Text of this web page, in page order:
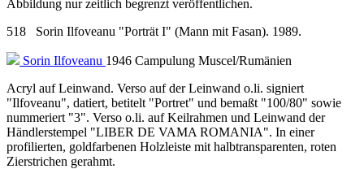
518 Sorin Ilfoveanu "Porträt I" (Mann mit Fasan). 1989.
Sorin Ilfoveanu 1946 Campulung Muscel/Rumänien
Acryl auf Leinwand. Verso auf der Leinwand o.li. signiert
"Ilfoveanu", datiert, betitelt "Portret" und bemaßt "100/80" sowie
nummeriert "3". Verso o.li. auf Keilrahmen und Leinwand der
Händlerstempel "LIBER DE VAMA ROMANIA". In einer
profilierten, goldfarbenen Holzleiste mit halbtransparenten, roten
Zierstrichen gerahmt.